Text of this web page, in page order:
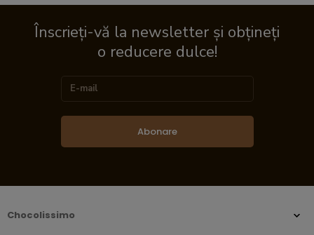
Înscrieți-vă la newsletter și obțineți
o reducere dulce!
Abonare
Chocolissimo